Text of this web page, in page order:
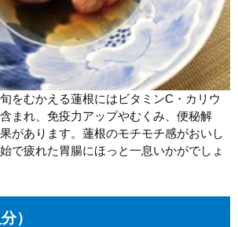
をむかえる蓮根にはビタミンC・カリウ
まれ、免疫力アップやむくみ、便秘解
があります。蓮根のモチモチ感がおいし
で疲れた胃腸にほっと一息いかがでしょ
）